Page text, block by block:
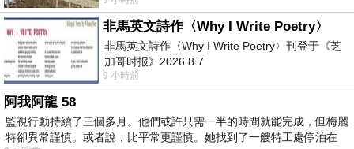
非馬英文詩作〈Why I Write Poetry〉
非馬英文詩作〈Why I Write Poetry〉刊登于《芝
加哥时报》2026.8.7
9 小時前
阿我阿龍 58
監視行動持續了三個多月。他們或許只需一半的時間就能完成，但梅麗
特卻異常謹慎。或者說，比平常更謹慎。她找到了一艘特工處停泊在